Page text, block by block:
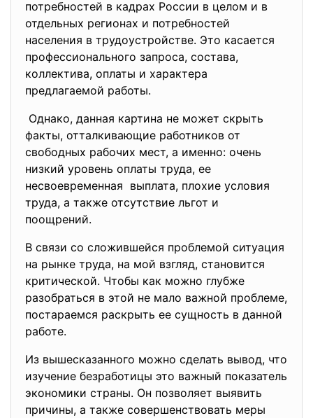
потребностей в кадрах России в целом и в
отдельных регионах и потребностей
населения в трудоустройстве. Это касается
профессионального запроса, состава,
коллектива, оплаты и характера
предлагаемой работы.
Однако, данная картина не может скрыть
факты, отталкивающие работников от
свободных рабочих мест, а именно: очень
низкий уровень оплаты труда, ее
несвоевременная выплата, плохие условия
труда, а также отсутствие льгот и
поощрений.
В связи со сложившейся проблемой ситуация
на рынке труда, на мой взгляд, становится
критической. Чтобы как можно глубже
разобраться в этой не мало важной проблеме,
постараемся раскрыть ее сущность в данной
работе.
Из вышесказанного можно сделать вывод, что
изучение безработицы это важный показатель
экономики страны. Он позволяет выявить
причины, а также совершенствовать меры